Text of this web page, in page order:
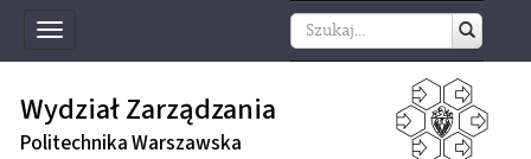
Toggle
navigation
Wydział Zarządzania
Politechnika Warszawska